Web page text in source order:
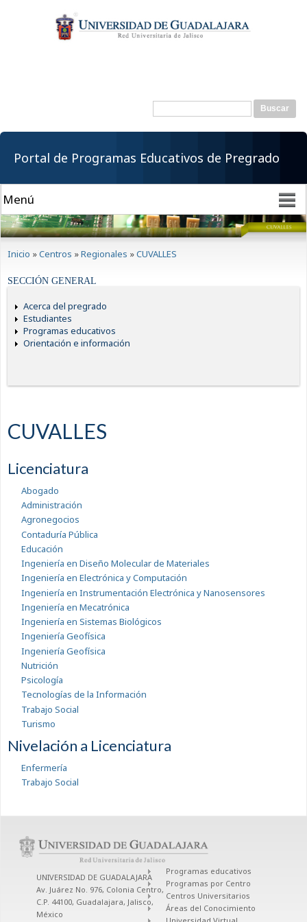
contenido
principal
Formulario de
Buscar
Portal de Programas Educativos de Pregrado
Inicio »Centros »Regionales »CUVALLES
SECCIÓN GENERAL
Acerca del pregrado
Estudiantes
Programas educativos
Orientación e información
CUVALLES
Licenciatura
Abogado
Administración
Agronegocios
Contaduría Pública
Educación
Ingeniería en Diseño Molecular de Materiales
Ingeniería en Electrónica y Computación
Ingeniería en Instrumentación Electrónica y Nanosensores
Ingeniería en Mecatrónica
Ingeniería en Sistemas Biológicos
Ingeniería Geofísica
Ingeniería Geofísica
Nutrición
Psicología
Tecnologías de la Información
Trabajo Social
Turismo
Nivelación a Licenciatura
Enfermería
Trabajo Social
UNIVERSIDAD DE GUADALAJARA
Av. Juárez No. 976, Colonia Centro,
C.P. 44100, Guadalajara, Jalisco,
México
Programas educativos
Programas por Centro
Centros Universitarios
Áreas del Conocimiento
Universidad Virtual